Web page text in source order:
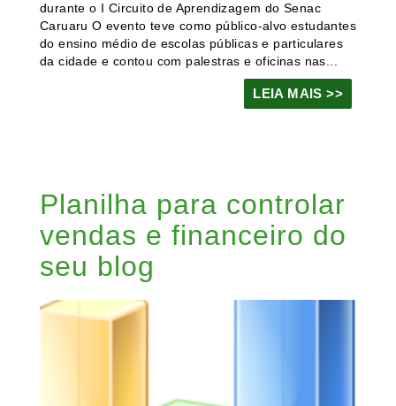
durante o I Circuito de Aprendizagem do Senac
Caruaru O evento teve como público-alvo estudantes
do ensino médio de escolas públicas e particulares
da cidade e contou com palestras e oficinas nas...
LEIA MAIS >>
Planilha para controlar
vendas e financeiro do
seu blog